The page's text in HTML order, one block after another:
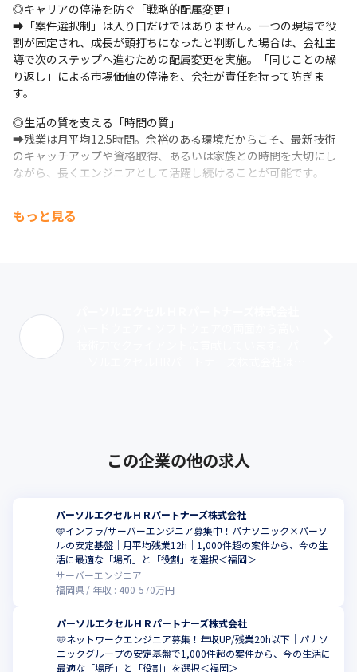
◎キャリアの停滞を防ぐ「戦略的配属変更」
➡︎「案件選択制」は入り口だけではありません。一つの現場で役
割が固定され、成長が頭打ちになったと判断した場合は、会社主
導で次のステップへ進むための配属変更を実施。「同じことの繰
り返し」による市場価値の停滞を、会社が責任を持って防ぎま
す。
◎生活の質を支える「時間の質」
➡︎残業は月平均12.5時間。余裕のある環境だからこそ、最新技術
のキャッチアップや資格取得、あるいは家族との時間を大切にし
ながら、長くエンジニアとして活躍し続けることが可能です。
もっと見る
この企業の他の求人
パーソルエクセルＨＲパートナーズ株式会社
🩵インフラ/サーバーエンジニア募集中！パナソニック×パーソ
ルの安定基盤｜月平均残業12h｜1,000件超の案件から、今の生
活に最適な「場所」と「役割」を選択＜福岡＞
サーバーエンジニア
福岡県
年収 : 400-570万円
パーソルエクセルＨＲパートナーズ株式会社
🩵ネットワークエンジニア募集！年収UP/残業20h以下｜パナソ
ニックグループの安定基盤で1,000件超の案件から、今の生活に
最適な「場所」と「役割」を選択＜福岡＞